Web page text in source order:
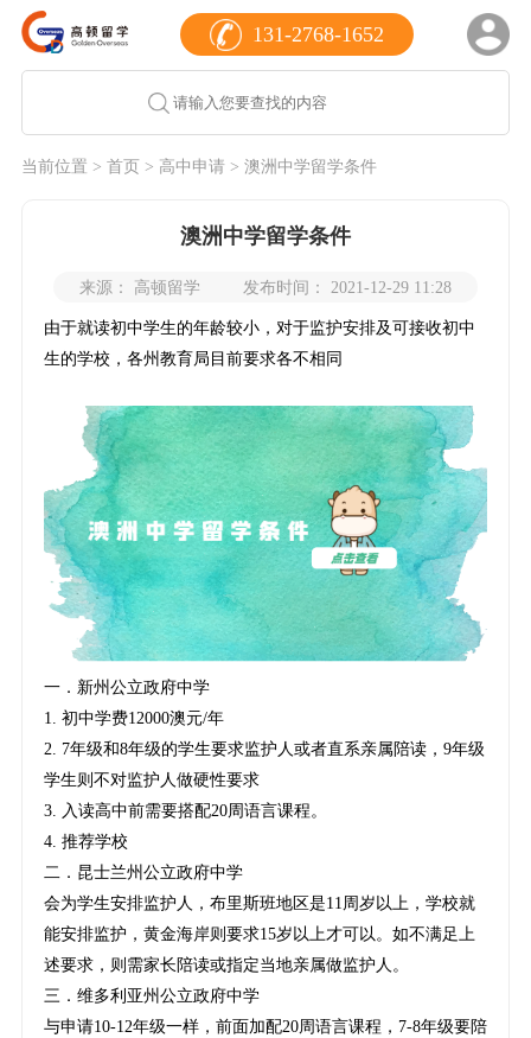
131-2768-1652
当前位置 > 首页 > 高中申请> 澳洲中学留学条件
澳洲中学留学条件
来源： 高顿留学 发布时间： 2021-12-29 11:28
由于就读初中学生的年龄较小，对于监护安排及可接收初中
生的学校，各州教育局目前要求各不相同
一．新州公立政府中学
1. 初中学费12000澳元/年
2. 7年级和8年级的学生要求监护人或者直系亲属陪读，9年级
学生则不对监护人做硬性要求
3. 入读高中前需要搭配20周语言课程。
4. 推荐学校
二．昆士兰州公立政府中学
会为学生安排监护人，布里斯班地区是11周岁以上，学校就
能安排监护，黄金海岸则要求15岁以上才可以。如不满足上
述要求，则需家长陪读或指定当地亲属做监护人。
三．维多利亚州公立政府中学
与申请10-12年级一样，前面加配20周语言课程，7-8年级要陪